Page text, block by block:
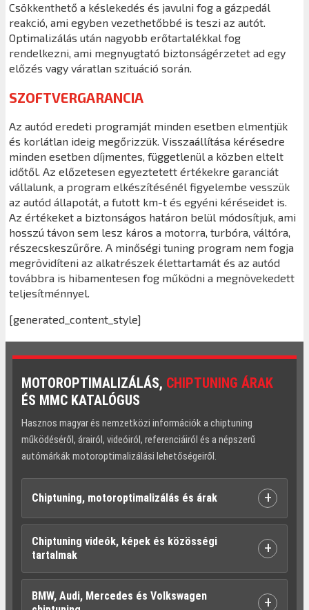
Csökkenthető a késlekedés és javulni fog a gázpedál
reakció, ami egyben vezethetőbbé is teszi az autót.
Optimalizálás után nagyobb erőtartalékkal fog
rendelkezni, ami megnyugtató biztonságérzetet ad egy
előzés vagy váratlan szituáció során.
SZOFTVERGARANCIA
Az autód eredeti programját minden esetben elmentjük
és korlátlan ideig megőrizzük. Visszaállítása kérésedre
minden esetben díjmentes, függetlenül a közben eltelt
időtől. Az előzetesen egyeztetett értékekre garanciát
vállalunk, a program elkészítésénél figyelembe vesszük
az autód állapotát, a futott km-t és egyéni kéréseidet is.
Az értékeket a biztonságos határon belül módosítjuk, ami
hosszú távon sem lesz káros a motorra, turbóra, váltóra,
részecskeszűrőre. A minőségi tuning program nem fogja
megrövidíteni az alkatrészek élettartamát és az autód
továbbra is hibamentesen fog működni a megnövekedett
teljesítménnyel.
[generated_content_style]
MOTOROPTIMALIZÁLÁS, CHIPTUNING ÁRAK
ÉS MMC KATALÓGUS
Hasznos magyar és nemzetközi információk a chiptuning
működéséről, árairól, videóiról, referenciáiról és a népszerű
autómárkák motoroptimalizálási lehetőségeiről.
Chiptuning, motoroptimalizálás és árak +
Chiptuning videók, képek és közösségi
tartalmak
+
BMW, Audi, Mercedes és Volkswagen
+